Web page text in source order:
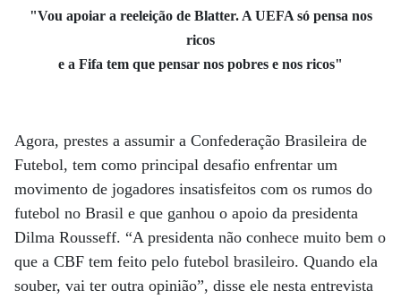
"Vou apoiar a reeleição de Blatter. A UEFA só pensa nos
ricos
e a Fifa tem que pensar nos pobres e nos ricos"
Agora, prestes a assumir a Confederação Brasileira de
Futebol, tem como principal desafio enfrentar um
movimento de jogadores insatisfeitos com os rumos do
futebol no Brasil e que ganhou o apoio da presidenta
Dilma Rousseff. “A presidenta não conhece muito bem o
que a CBF tem feito pelo futebol brasileiro. Quando ela
souber, vai ter outra opinião”, disse ele nesta entrevista